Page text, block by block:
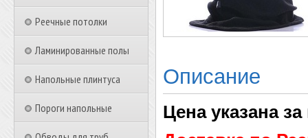
Реечные потолки
Ламинированные полы
Напольные плинтуса
Пороги напольные
Описание
Цена указана за